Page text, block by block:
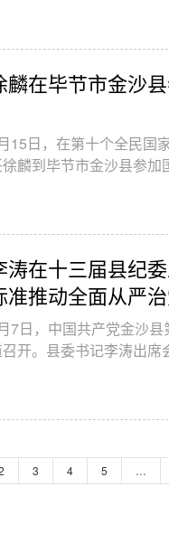
、市委部署要求，深化
中央八项规定及其实
麟在毕节市金沙
15日，在第十个全民国
麟到毕节市金沙县参加
，全面贯彻落实总体国
深走实，促进高质量
涛在十三届县纪
准推动全面从严
沙篇章提供坚强
7日，中国共产党金沙
开。县委书记李涛出
会、三届市纪委五次全
取得更大成效，为谱
3 4 5 …